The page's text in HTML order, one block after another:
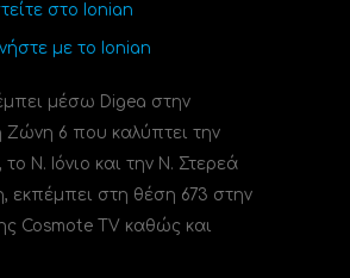
στο Ionian
με το Ionian
μέσω Digea στην
Ζώνη 6 που καλύπτει την
N. Ιόνιο και την Ν. Στερεά
εκπέμπει στη θέση 673 στην
Cosmote TV καθώς και